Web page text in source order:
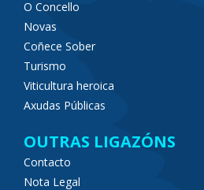
O Concello
Novas
Coñece Sober
Turismo
Viticultura heroica
Axudas Públicas
OUTRAS LIGAZÓNS
Contacto
Nota Legal